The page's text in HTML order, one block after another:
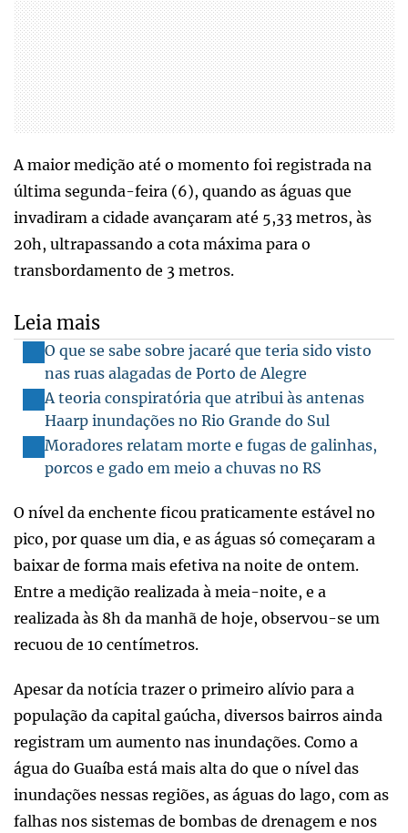
A maior medição até o momento foi registrada na
última segunda-feira (6), quando as águas que
invadiram a cidade avançaram até 5,33 metros, às
20h, ultrapassando a cota máxima para o
transbordamento de 3 metros.
Leia mais
O que se sabe sobre jacaré que teria sido visto
nas ruas alagadas de Porto de Alegre
A teoria conspiratória que atribui às antenas
Haarp inundações no Rio Grande do Sul
Moradores relatam morte e fugas de galinhas,
porcos e gado em meio a chuvas no RS
O nível da enchente ficou praticamente estável no
pico, por quase um dia, e as águas só começaram a
baixar de forma mais efetiva na noite de ontem.
Entre a medição realizada à meia-noite, e a
realizada às 8h da manhã de hoje, observou-se um
recuou de 10 centímetros.
Apesar da notícia trazer o primeiro alívio para a
população da capital gaúcha, diversos bairros ainda
registram um aumento nas inundações. Como a
água do Guaíba está mais alta do que o nível das
inundações nessas regiões, as águas do lago, com as
falhas nos sistemas de bombas de drenagem e nos